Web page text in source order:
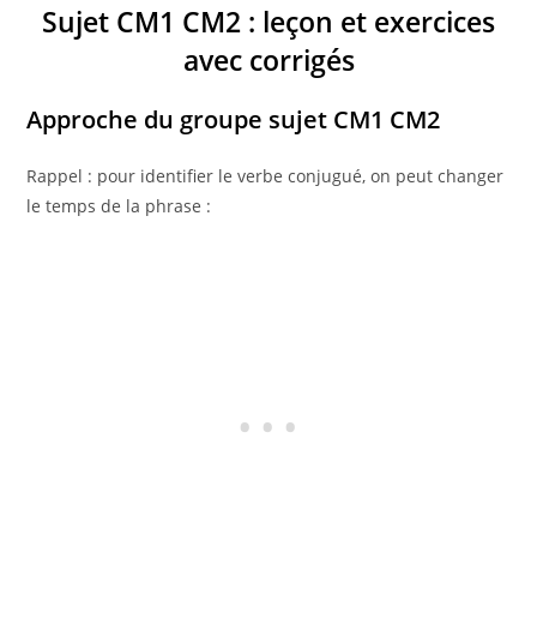
Sujet CM1 CM2 : leçon et exercices
avec corrigés
Approche du groupe sujet CM1 CM2
Rappel : pour identifier le verbe conjugué, on peut changer
le temps de la phrase :